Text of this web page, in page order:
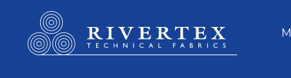
Rivertex Technical Fabrics Group